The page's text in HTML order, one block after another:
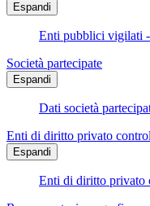
Espandi
Enti pubblici vigilati
Società partecipate
Espandi
Dati società
Enti di diritto privato
Espandi
Enti di diritto privato